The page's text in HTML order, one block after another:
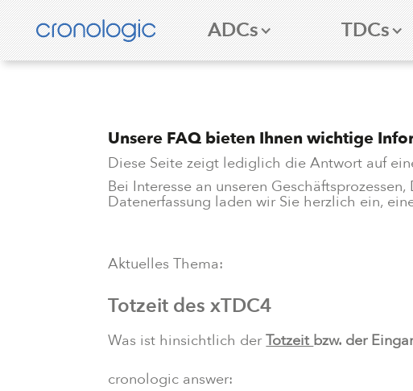
ADCs TDCs
Unsere FAQ bieten Ihnen wichtige
Diese Seite zeigt lediglich die Antwort auf
Bei Interesse an unseren
Datenerfassung laden wir Sie herzlich ein,
Aktuelles Thema:
Totzeit des xTDC4
Was ist hinsichtlich derTotzeit bzw. der
cronologic answer: